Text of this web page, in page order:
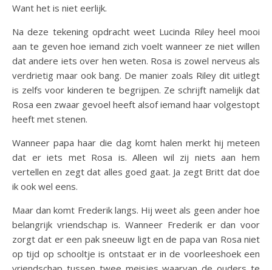
Want het is niet eerlijk.
Na deze tekening opdracht weet Lucinda Riley heel mooi
aan te geven hoe iemand zich voelt wanneer ze niet willen
dat andere iets over hen weten. Rosa is zowel nerveus als
verdrietig maar ook bang. De manier zoals Riley dit uitlegt
is zelfs voor kinderen te begrijpen. Ze schrijft namelijk dat
Rosa een zwaar gevoel heeft alsof iemand haar volgestopt
heeft met stenen.
Wanneer papa haar die dag komt halen merkt hij meteen
dat er iets met Rosa is. Alleen wil zij niets aan hem
vertellen en zegt dat alles goed gaat. Ja zegt Britt dat doe
ik ook wel eens.
Maar dan komt Frederik langs. Hij weet als geen ander hoe
belangrijk vriendschap is. Wanneer Frederik er dan voor
zorgt dat er een pak sneeuw ligt en de papa van Rosa niet
op tijd op schooltje is ontstaat er in de voorleeshoek een